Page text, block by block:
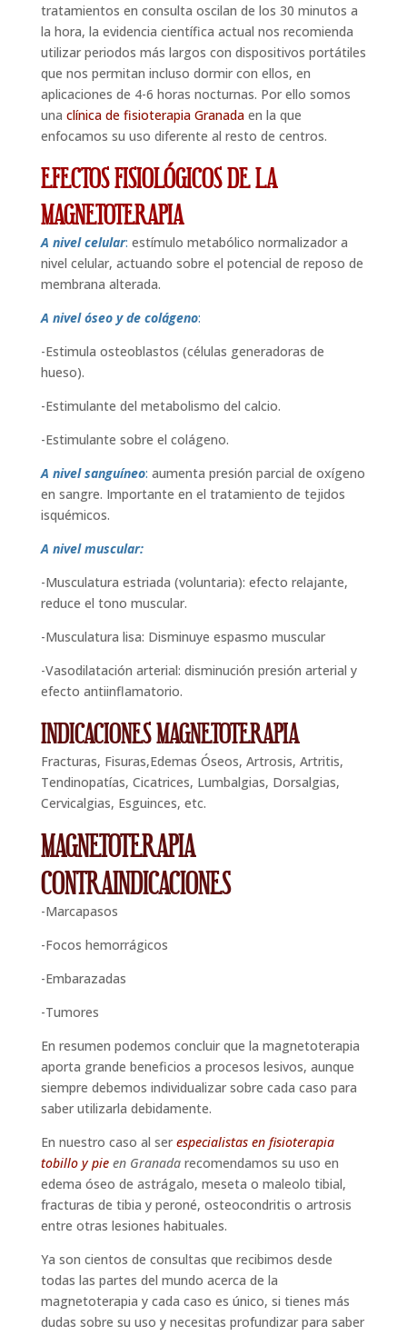
tratamientos en consulta oscilan de los 30 minutos a
la hora, la evidencia científica actual nos recomienda
utilizar periodos más largos con dispositivos portátiles
que nos permitan incluso dormir con ellos, en
aplicaciones de 4-6 horas nocturnas. Por ello somos
una clínica de fisioterapia Granadaen la que
enfocamos su uso diferente al resto de centros.
EFECTOS FISIOLÓGICOS DE LA
MAGNETOTERAPIA
A nivel celular: estímulo metabólico normalizador a
nivel celular, actuando sobre el potencial de reposo de
membrana alterada.
A nivel óseo y de colágeno:
-Estimula osteoblastos (células generadoras de
hueso).
-Estimulante del metabolismo del calcio.
-Estimulante sobre el colágeno.
A nivel sanguíneo: aumenta presión parcial de oxígeno
en sangre. Importante en el tratamiento de tejidos
isquémicos.
A nivel muscular:
-Musculatura estriada (voluntaria): efecto relajante,
reduce el tono muscular.
-Musculatura lisa: Disminuye espasmo muscular
-Vasodilatación arterial: disminución presión arterial y
efecto antiinflamatorio.
INDICACIONES MAGNETOTERAPIA
Fracturas, Fisuras,Edemas Óseos, Artrosis, Artritis,
Tendinopatías, Cicatrices, Lumbalgias, Dorsalgias,
Cervicalgias, Esguinces, etc.
MAGNETOTERAPIA
CONTRAINDICACIONES
-Marcapasos
-Focos hemorrágicos
-Embarazadas
-Tumores
En resumen podemos concluir que la magnetoterapia
aporta grande beneficios a procesos lesivos, aunque
siempre debemos individualizar sobre cada caso para
saber utilizarla debidamente.
En nuestro caso al ser especialistas en fisioterapia
tobillo y pieen Granada recomendamos su uso en
edema óseo de astrágalo, meseta o maleolo tibial,
fracturas de tibia y peroné, osteocondritis o artrosis
entre otras lesiones habituales.
Ya son cientos de consultas que recibimos desde
todas las partes del mundo acerca de la
magnetoterapia y cada caso es único, si tienes más
dudas sobre su uso y necesitas profundizar para saber